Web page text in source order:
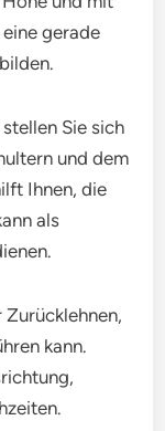
gerade
Sie sich
und dem
Ihnen, die
als
kann.